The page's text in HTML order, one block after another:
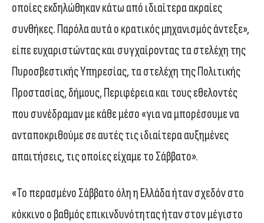
οποίες εκδηλώθηκαν κάτω από ιδιαίτερα ακραίες
συνθήκες. Παρόλα αυτά ο κρατικός μηχανισμός άντεξε»,
είπε ευχαριστώντας και συγχαίροντας τα στελέχη της
Πυροσβεστικής Υπηρεσίας, τα στελέχη της Πολιτικής
Προστασίας, δήμους, Περιφέρεια και τους εθελοντές
που συνέδραμαν με κάθε μέσο «για να μπορέσουμε να
ανταποκριθούμε σε αυτές τις ιδιαίτερα αυξημένες
απαιτήσεις, τις οποίες είχαμε το Σάββατο».
«Το περασμένο Σάββατο όλη η Ελλάδα ήταν σχεδόν στο
κόκκινο ο βαθμός επικινδυνότητας ήταν στον μέγιστο